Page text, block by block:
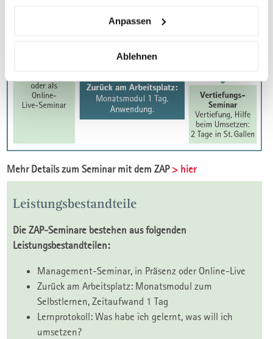
Anpassen
Ablehnen
Mehr Details zum Seminar mit dem ZAP > hier
Leistungsbestandteile
Die ZAP-Seminare bestehen aus folgenden
Leistungsbestandteilen:
Management-Seminar, in Präsenz oder Online-Live
Zurück am Arbeitsplatz: Monatsmodul zum
Selbstlernen, Zeitaufwand 1 Tag
Lernprotokoll: Was habe ich gelernt, was will ich
umsetzen?